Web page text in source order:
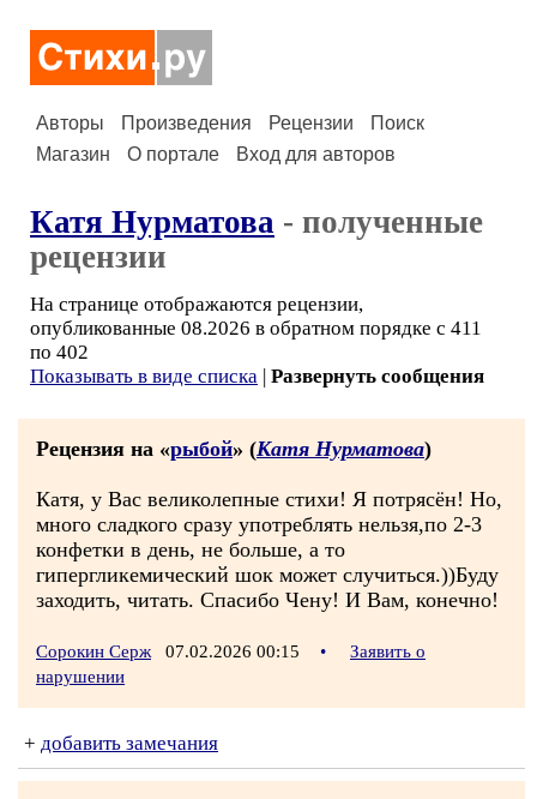
Авторы Произведения Рецензии
Поиск
Магазин
О портале Вход для авторов
Катя Нурматова - полученные
рецензии
На странице отображаются рецензии,
опубликованные 08.2026 в обратном порядке с 411
по 402
Показывать в виде списка | Развернуть сообщения
Рецензия на «рыбой» (Катя Нурматова)
Катя, у Вас великолепные стихи! Я потрясён! Но,
много сладкого сразу употреблять нельзя,по 2-3
конфетки в день, не больше, а то
гипергликемический шок может случиться.))Буду
заходить, читать. Спасибо Чену! И Вам, конечно!
Сорокин Серж 07.02.2026 00:15 •
Заявить о
нарушении
+ добавить замечания